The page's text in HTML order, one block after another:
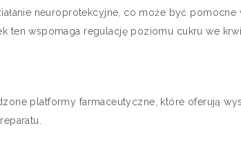
neuroprotekcyjne, co może być
ten wspomaga regulację poziomu cukru we
platformy farmaceutyczne, które oferują